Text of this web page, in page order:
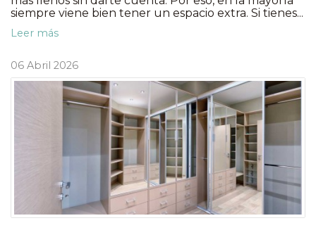
siempre viene bien tener un espacio extra. Si tienes...
Leer más
06 Abril 2026